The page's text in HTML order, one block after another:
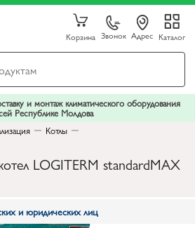
Корзина Звонок Адрес Каталог
и монтаж климатического оборудования
Республике Молдова
Котлы
LOGITERM standardMAX
и юридических лиц